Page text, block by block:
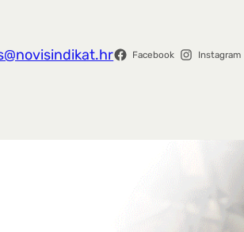
Facebook Instagram